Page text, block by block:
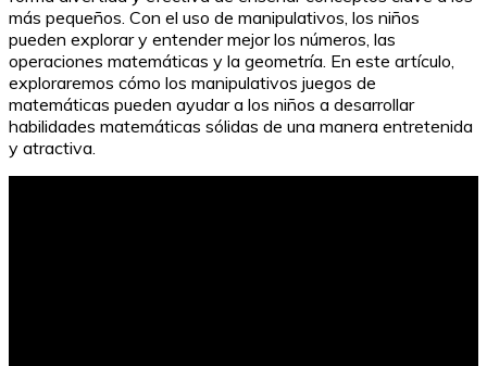
más pequeños. Con el uso de manipulativos, los niños
pueden explorar y entender mejor los números, las
operaciones matemáticas y la geometría. En este artículo,
exploraremos cómo los manipulativos juegos de
matemáticas pueden ayudar a los niños a desarrollar
habilidades matemáticas sólidas de una manera entretenida
y atractiva.